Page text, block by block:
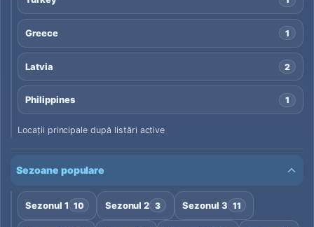
Greece 1
Latvia 2
Philippines 1
Locații principale după listări active
Sezoane populare
Sezonul 1 10 Sezonul 2 3 Sezonul 3 11